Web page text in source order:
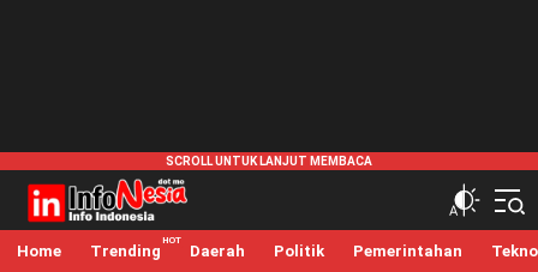
infonesia.me
Info Indonesia
Home Trending Daerah Politik Pemerintahan Tekno